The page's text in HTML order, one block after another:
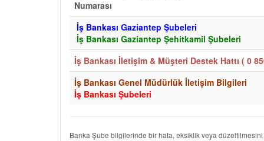
Numarası
İş Bankası Gaziantep Şubeleri
İş Bankası Gaziantep Şehitkamil Şubeleri
İş Bankası İletişim & Müşteri Destek Hattı ( 0
İş Bankası Genel Müdürlük İletişim Bilgileri
İş Bankası Şubeleri
Banka Şube bilgilerinde bir hata, eksiklik veya